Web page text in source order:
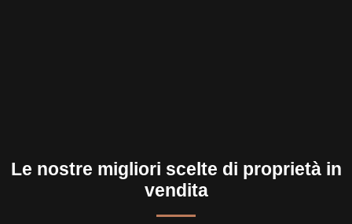
Le nostre migliori scelte di proprietà in
vendita